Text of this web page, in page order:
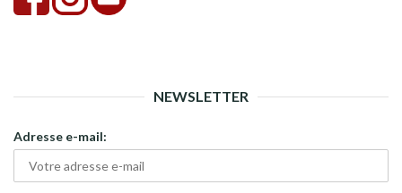
NEWSLETTER
Adresse e-mail: